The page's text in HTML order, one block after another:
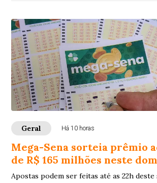
Geral Há 10 horas
Mega-Sena sorteia prêmio
de R$ 165 milhões neste
Apostas podem ser feitas até as 22h deste